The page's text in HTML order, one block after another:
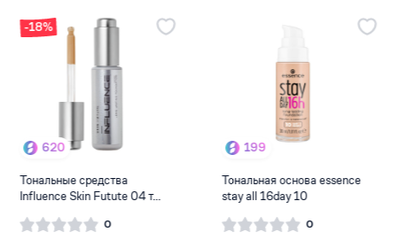
199
Тональная основа essence
stay all 16day 10
0
416
Тональный крем belor design
magic cream тон 2...
0